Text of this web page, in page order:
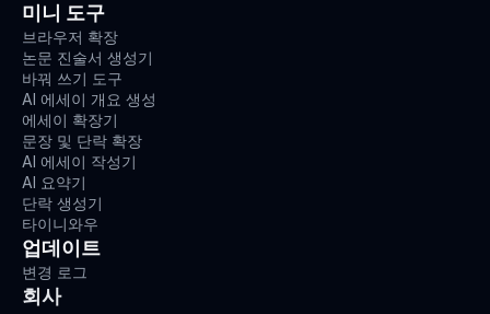
미니 도구
브라우저 확장
논문 진술서 생성기
바꿔 쓰기 도구
AI 에세이 개요 생성
에세이 확장기
문장 및 단락 확장
AI 에세이 작성기
AI 요약기
단락 생성기
타이니와우
업데이트
변경 로그
회사